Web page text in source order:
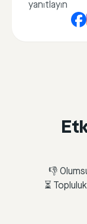
yanıtlayın
👎
⏳